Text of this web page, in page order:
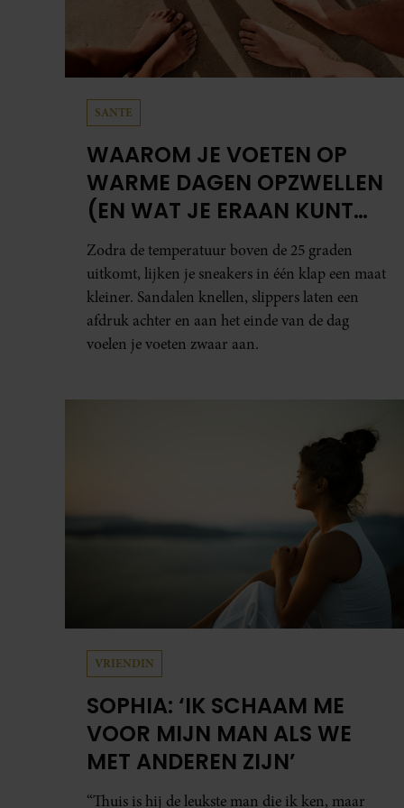
SANTE
WAAROM JE VOETEN OP
WARME DAGEN OPZWELLEN
(EN WAT JE ERAAN KUNT
DOEN)
Zodra de temperatuur boven de 25 graden
uitkomt, lijken je sneakers in één klap een maat
kleiner. Sandalen knellen, slippers laten een
afdruk achter en aan het einde van de dag
voelen je voeten zwaar aan.
VRIENDIN
SOPHIA: ‘IK SCHAAM ME
VOOR MIJN MAN ALS WE
MET ANDEREN ZIJN’
“Thuis is hij de leukste man die ik ken, maar